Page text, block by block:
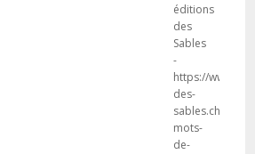
éditions
des
Sables
-
https://www.ed-
des-
sables.ch/
mots-
de-